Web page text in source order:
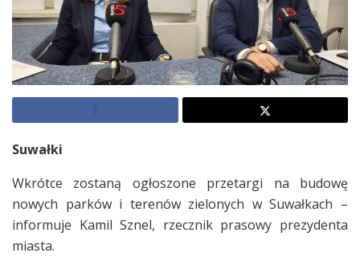
Suwałki
Wkrótce zostaną ogłoszone przetargi na budowę
nowych parków i terenów zielonych w Suwałkach –
informuje Kamil Sznel, rzecznik prasowy prezydenta
miasta.